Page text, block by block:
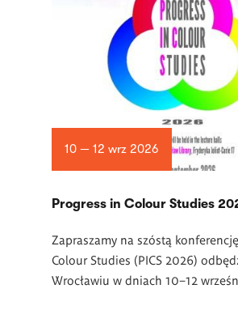
10 — 12 wrz 2026
Progress in Colour Studies
Zapraszamy na szóstą
Colour Studies (PICS 2026)
Wrocławiu w dniach 10–12